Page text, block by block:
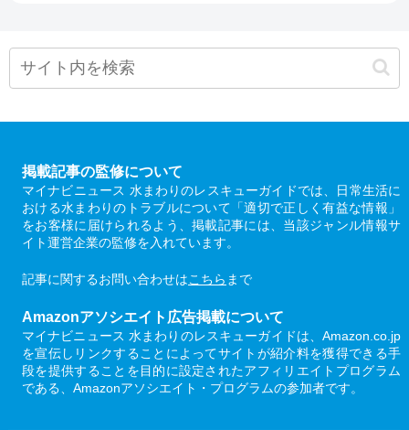
掲載記事の監修について
マイナビニュース 水まわりのレスキューガイドでは、日常生活に
おける水まわりのトラブルについて「適切で正しく有益な情報」
をお客様に届けられるよう、掲載記事には、当該ジャンル情報サ
イト運営企業の監修を入れています。
記事に関するお問い合わせはこちら まで
Amazonアソシエイト広告掲載について
マイナビニュース 水まわりのレスキューガイドは、Amazon.co.jp
を宣伝しリンクすることによってサイトが紹介料を獲得できる手
段を提供することを目的に設定されたアフィリエイトプログラム
である、Amazonアソシエイト・プログラムの参加者です。